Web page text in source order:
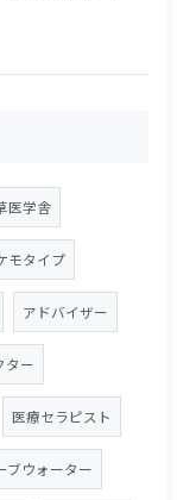
医学舎
モタイプ
アドバイザー
ター
医療セラピスト
ブウォーター